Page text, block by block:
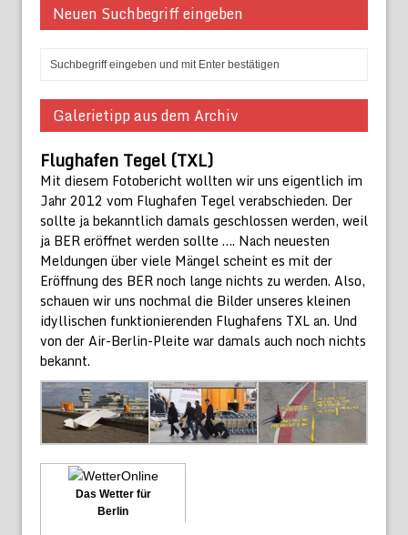
Neuen Suchbegriff eingeben
Galerietipp aus dem Archiv
Flughafen Tegel (TXL)
Mit diesem Fotobericht wollten wir uns eigentlich im
Jahr 2012 vom Flughafen Tegel verabschieden. Der
sollte ja bekanntlich damals geschlossen werden, weil
ja BER eröffnet werden sollte …. Nach neuesten
Meldungen über viele Mängel scheint es mit der
Eröffnung des BER noch lange nichts zu werden. Also,
schauen wir uns nochmal die Bilder unseres kleinen
idyllischen funktionierenden Flughafens TXL an. Und
von der Air-Berlin-Pleite war damals auch noch nichts
bekannt.
Das Wetter für
Berlin